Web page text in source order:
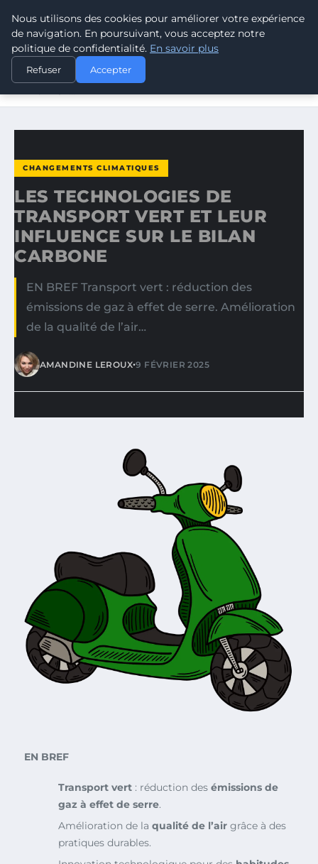
CLIMATE GUARDIAN
ACCUEIL
CHANGEMENTS CLIMATIQUES
LES TECHNOLOGIES DE TRANSPORT VERT ET LEUR
CHANGEMENTS CLIMATIQUES
LES TECHNOLOGIES DE
TRANSPORT VERT ET LEUR
INFLUENCE SUR LE BILAN
CARBONE
EN BREF Transport vert : réduction des
émissions de gaz à effet de serre. Amélioration
de la qualité de l’air…
AMANDINE LEROUX•9 FÉVRIER 2025
EN BREF
Transport vert : réduction des émissions de
gaz à effet de serre.
Amélioration de la qualité de l’air grâce à des
pratiques durables.
Nous utilisons des cookies pour améliorer votre expérience
de navigation. En poursuivant, vous acceptez notre
politique de confidentialité. En savoir plus
Refuser Accepter